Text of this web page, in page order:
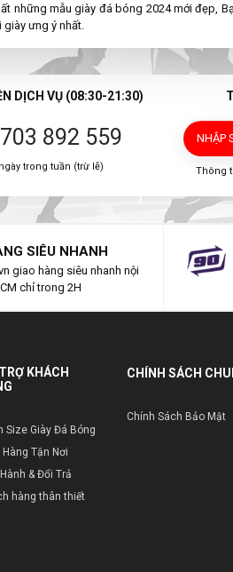
những mẫu giày đá bóng 2024 mới đẹp,
ưng ý nhất.
DỊCH VỤ (08:30-21:30)
892 559
trong tuần (trừ lễ)
NHẬP
Thông
SIÊU NHANH
giao hàng siêu nhanh nội
chỉ trong 2H
KHÁCH
Size Giày Đá Bóng
Hàng Tận Nơi
& Đổi Trả
hàng thân thiết
CHÍNH SÁCH
Chính Sách Bảo Mật